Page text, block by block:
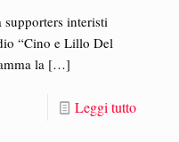
supporters interisti
“Cino e Lillo Del
la […]
Leggi tutto